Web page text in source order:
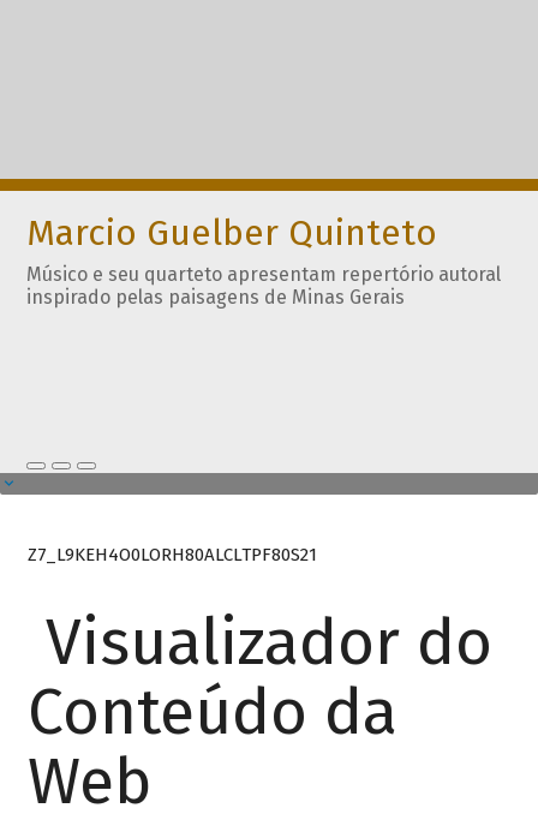
Marcio Guelber Quinteto
Músico e seu quarteto apresentam repertório autoral
inspirado pelas paisagens de Minas Gerais
Z7_L9KEH4O0LORH80ALCLTPF80S21
Visualizador do
Conteúdo da
Web